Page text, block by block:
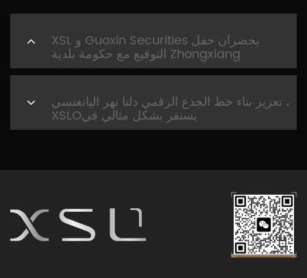
XSL و Guoxin Securities يحضران حفل
التوقيع مع حكومة بلدية Zhongxiang
تعزيز بناء خط الجذع الرقمي دلتا نهر اليانغتسي ،
XSLOيستقر بشكل مثالي في
DreamSmartLand